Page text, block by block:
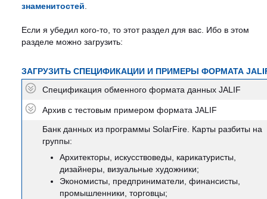
знаменитостей.
Если я убедил кого-то, то этот раздел для вас. Ибо в этом
разделе можно загрузить:
ЗАГРУЗИТЬ СПЕЦИФИКАЦИИ И ПРИМЕРЫ ФОРМАТА
Спецификация обменного формата данных JALIF
Архив с тестовым примером формата JALIF
Банк данных из программы SolarFire. Карты разбиты на
группы:
Архитекторы, искусствоведы, карикатуристы,
дизайнеры, визуальные художники;
Экономисты, предприниматели, финансисты,
промышленники, торговцы;